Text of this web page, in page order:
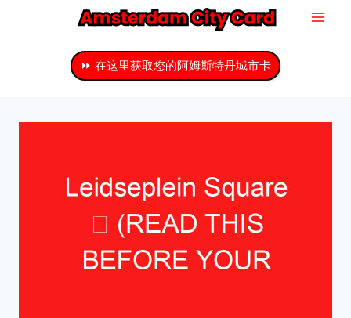
⏩ 在这里获取您的阿姆斯特丹城市卡